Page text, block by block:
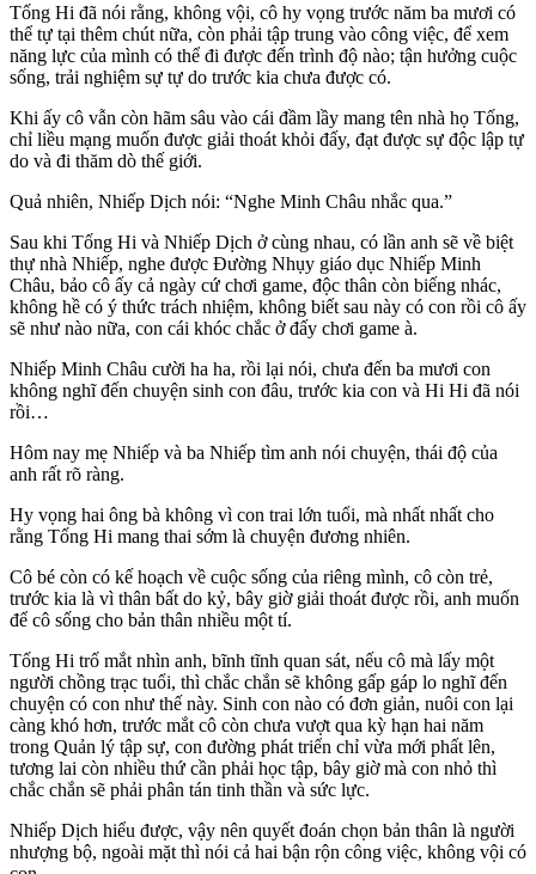
Tống Hi đã nói rằng, không vội, cô hy vọng trước năm ba mươi có
thể tự tại thêm chút nữa, còn phải tập trung vào công việc, để xem
năng lực của mình có thể đi được đến trình độ nào; tận hưởng cuộc
sống, trải nghiệm sự tự do trước kia chưa được có.
Khi ấy cô vẫn còn hãm sâu vào cái đầm lầy mang tên nhà họ Tống,
chỉ liều mạng muốn được giải thoát khỏi đấy, đạt được sự độc lập tự
do và đi thăm dò thế giới.
Quả nhiên, Nhiếp Dịch nói: “Nghe Minh Châu nhắc qua.”
Sau khi Tống Hi và Nhiếp Dịch ở cùng nhau, có lần anh sẽ về biệt
thự nhà Nhiếp, nghe được Đường Nhụy giáo dục Nhiếp Minh
Châu, bảo cô ấy cả ngày cứ chơi game, độc thân còn biếng nhác,
không hề có ý thức trách nhiệm, không biết sau này có con rồi cô ấy
sẽ như nào nữa, con cái khóc chắc ở đấy chơi game à.
Nhiếp Minh Châu cười ha ha, rồi lại nói, chưa đến ba mươi con
không nghĩ đến chuyện sinh con đâu, trước kia con và Hi Hi đã nói
rồi…
Hôm nay mẹ Nhiếp và ba Nhiếp tìm anh nói chuyện, thái độ của
anh rất rõ ràng.
Hy vọng hai ông bà không vì con trai lớn tuổi, mà nhất nhất cho
rằng Tống Hi mang thai sớm là chuyện đương nhiên.
Cô bé còn có kế hoạch về cuộc sống của riêng mình, cô còn trẻ,
trước kia là vì thân bất do kỷ, bây giờ giải thoát được rồi, anh muốn
để cô sống cho bản thân nhiều một tí.
Tống Hi trố mắt nhìn anh, bĩnh tĩnh quan sát, nếu cô mà lấy một
người chồng trạc tuổi, thì chắc chắn sẽ không gấp gáp lo nghĩ đến
chuyện có con như thế này. Sinh con nào có đơn giản, nuôi con lại
càng khó hơn, trước mắt cô còn chưa vượt qua kỳ hạn hai năm
trong Quản lý tập sự, con đường phát triển chỉ vừa mới phất lên,
tương lai còn nhiều thứ cần phải học tập, bây giờ mà con nhỏ thì
chắc chắn sẽ phải phân tán tinh thần và sức lực.
Nhiếp Dịch hiểu được, vậy nên quyết đoán chọn bản thân là người
nhượng bộ, ngoài mặt thì nói cả hai bận rộn công việc, không vội có